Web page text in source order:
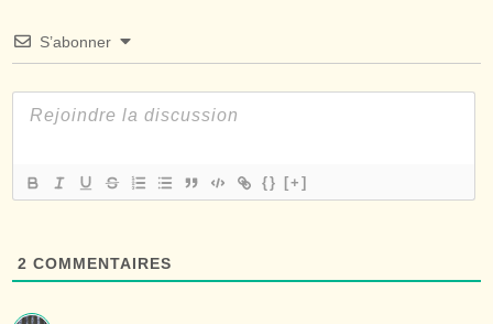
S’abonner
{} [+]
2 COMMENTAIRES